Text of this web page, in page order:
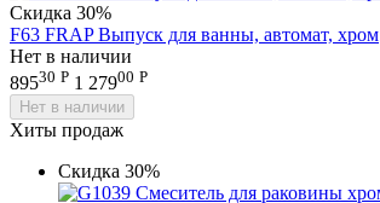
Скидка 30%
F63 FRAP Выпуск для ванны, автомат, хром
Нет в наличии
89530 Р 1 27900 Р
Нет в наличии
Хиты продаж
Скидка 30%